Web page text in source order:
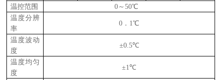
温控范围
0～50℃
温度分辨
率
0．1℃
温度波动
度
±0.5℃
温度均匀
度
±1℃